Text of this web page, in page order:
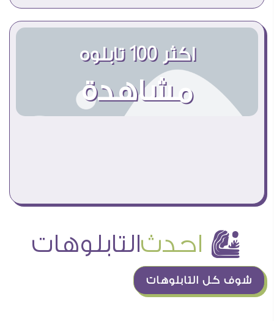
اكثر 100 تابلوه
مشاهدة
å احدثالتابلوهات
شوف كل التابلوهات